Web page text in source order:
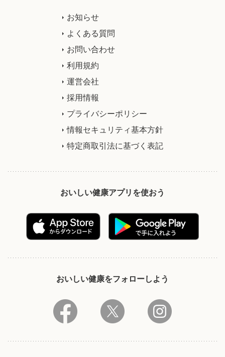
お知らせ
よくある質問
お問い合わせ
利用規約
運営会社
採用情報
プライバシーポリシー
情報セキュリティ基本方針
特定商取引法に基づく表記
おいしい健康アプリを使おう
おいしい健康をフォローしよう